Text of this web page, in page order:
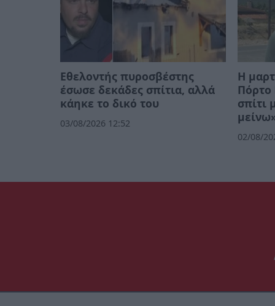
Εθελοντής πυροσβέστης
έσωσε δεκάδες σπίτια, αλλά
κάηκε το δικό του
03/08/2026 12:52
Η
Πόρτο
σπίτι
02/08/